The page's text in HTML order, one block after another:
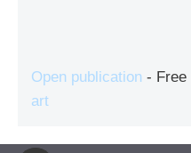
Open publication - Free
art